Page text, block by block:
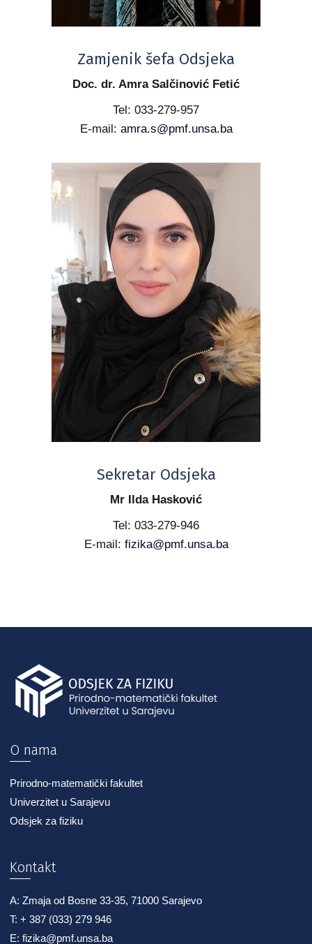
Zamjenik šefa Odsjeka
Doc. dr. Amra Salčinović Fetić
Tel: 033-279-957
E-mail: amra.s@pmf.unsa.ba
Sekretar Odsjeka
Mr Ilda Hasković
Tel: 033-279-946
E-mail: fizika@pmf.unsa.ba
O nama
Prirodno-matematički fakultet
Univerzitet u Sarajevu
Odsjek za fiziku
Kontakt
A: Zmaja od Bosne 33-35, 71000 Sarajevo
T: + 387 (033) 279 946
E: fizika@pmf.unsa.ba